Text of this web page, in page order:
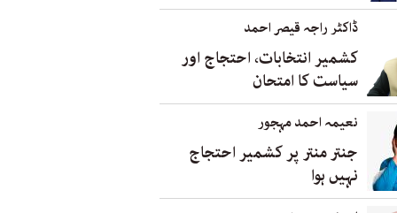
ڈاکٹر راجہ قیصر احمد
کشمیر انتخابات، احتجاج اور
سیاست کا امتحان
نعیمہ احمد مہجور
جنتر منتر پر کشمیر احتجاج
نہیں ہوا